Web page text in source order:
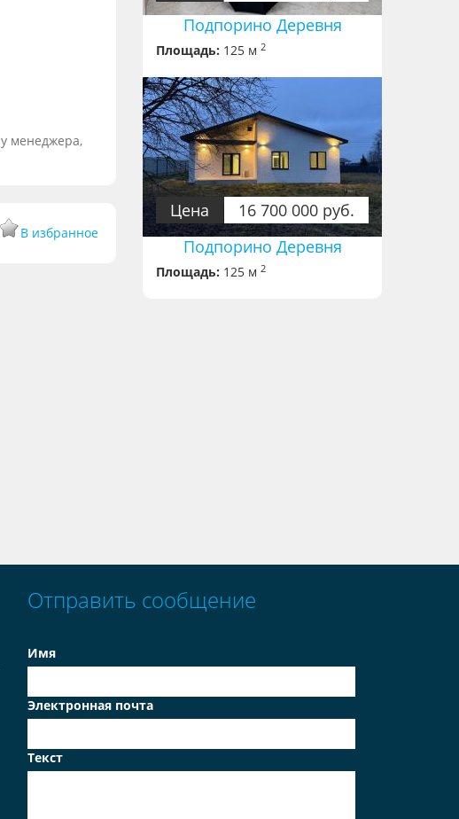
менеджера,
В избранное
Подпорино Деревня
Площадь: 125 м 2
16 700 000 руб.
Цена
Подпорино Деревня
Площадь: 125 м 2
Отправить сообщение
Имя
Электронная почта
Текст